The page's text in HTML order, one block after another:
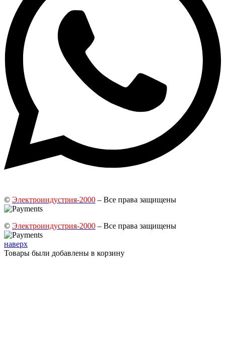
© Электроиндустрия-2000 – Все права защищены
© Электроиндустрия-2000 – Все права защищены
наверх
Товары были добавлены в корзину